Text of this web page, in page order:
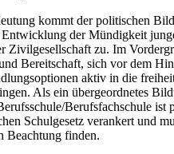
kommt der politischen
der Mündigkeit
Zivilgesellschaft zu. Im
Bereitschaft, sich vor dem
aktiv in die
Als ein übergeordnetes
Berufsfachschule ist
Schulgesetz verankert und
Beachtung finden.